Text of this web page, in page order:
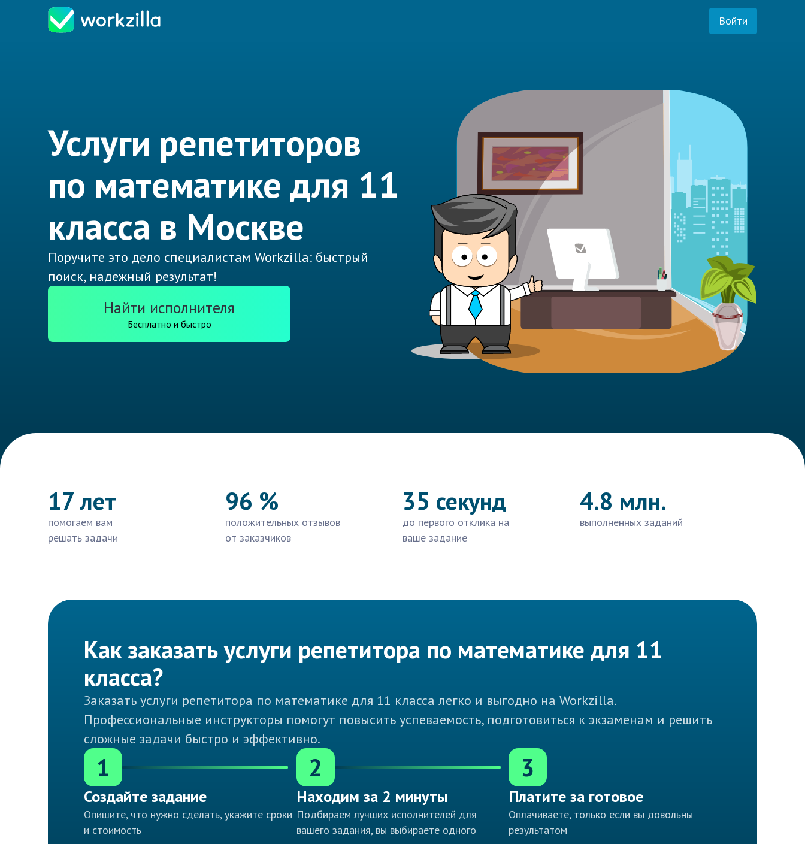
Войти
Услуги репетиторов
по математике для 11
класса в Москве
Поручите это дело специалистам Workzilla: быстрый
поиск, надежный результат!
Найти исполнителя
Бесплатно и быстро
17 лет
помогаем вам
решать задачи
96 %
положительных отзывов
от заказчиков
35 секунд
до первого отклика на
ваше задание
4.8 млн.
выполненных заданий
Как заказать услуги репетитора по математике для 11
класса?
Заказать услуги репетитора по математике для 11 класса легко и выгодно на Workzilla.
Профессиональные инструкторы помогут повысить успеваемость, подготовиться к экзаменам и решить
сложные задачи быстро и эффективно.
1
Создайте задание
Опишите, что нужно сделать, укажите сроки
и стоимость
2
Находим за 2 минуты
Подбираем лучших исполнителей для
вашего задания, вы выбираете одного
3
Платите за готовое
Оплачиваете, только если вы довольны
результатом